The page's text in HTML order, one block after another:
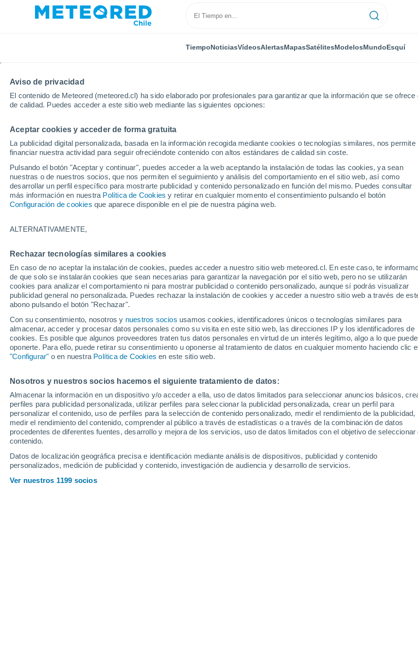
Aviso de privacidad
El contenido de Meteored (meteored.cl) ha sido elaborado por profesionales para garantizar que la información que se ofrece
de calidad. Puedes acceder a este sitio web mediante las siguientes opciones:
Aceptar cookies y acceder de forma gratuita
La publicidad digital personalizada, basada en la información recogida mediante cookies o tecnologías similares, nos permite
financiar nuestra actividad para seguir ofreciéndote contenido con altos estándares de calidad sin coste.
Pulsando el botón "Aceptar y continuar", puedes acceder a la web aceptando la instalación de todas las cookies, ya sean
nuestras o de nuestros socios, que nos permiten el seguimiento y análisis del comportamiento en el sitio web, así como
desarrollar un perfil específico para mostrarte publicidad y contenido personalizado en función del mismo. Puedes consultar
más información en nuestra Política de Cookies y retirar en cualquier momento el consentimiento pulsando el botón
Configuración de cookies que aparece disponible en el pie de nuestra página web.
ALTERNATIVAMENTE,
Rechazar tecnologías similares a cookies
En caso de no aceptar la instalación de cookies, puedes acceder a nuestro sitio web meteored.cl. En este caso, te
de que solo se instalarán cookies que sean necesarias para garantizar la navegación por el sitio web, pero no se utilizarán
cookies para analizar el comportamiento ni para mostrar publicidad o contenido personalizado, aunque sí podrás visualizar
publicidad general no personalizada. Puedes rechazar la instalación de cookies y acceder a nuestro sitio web a través de
abono pulsando el botón "Rechazar".
Con su consentimiento, nosotros y nuestros socios usamos cookies, identificadores únicos o tecnologías similares para
almacenar, acceder y procesar datos personales como su visita en este sitio web, las direcciones IP y los identificadores de
cookies. Es posible que algunos proveedores traten tus datos personales en virtud de un interés legítimo, algo a lo que
oponerte. Para ello, puede retirar su consentimiento u oponerse al tratamiento de datos en cualquier momento haciendo clic
"Configurar" o en nuestra Política de Cookies en este sitio web.
Nosotros y nuestros socios hacemos el siguiente tratamiento de datos:
Almacenar la información en un dispositivo y/o acceder a ella, uso de datos limitados para seleccionar anuncios básicos,
perfiles para publicidad personalizada, utilizar perfiles para seleccionar la publicidad personalizada, crear un perfil para
personalizar el contenido, uso de perfiles para la selección de contenido personalizado, medir el rendimiento de la publicidad,
medir el rendimiento del contenido, comprender al público a través de estadísticas o a través de la combinación de datos
procedentes de diferentes fuentes, desarrollo y mejora de los servicios, uso de datos limitados con el objetivo de seleccionar
contenido.
Datos de localización geográfica precisa e identificación mediante análisis de dispositivos, publicidad y contenido
personalizados, medición de publicidad y contenido, investigación de audiencia y desarrollo de servicios.
Ver nuestros 1199 socios
TiempoNoticiasVídeosAlertasMapasSatélitesModelosMundoEsquí
Inicio México Baja California Sur
El Tiempo en Baja California Sur
Hoy, 6 agosto Todo el día Símbolo
30°
23°
San Juanico
Mulege
28°
38°
23°
30°
21°
27°
31°
25°
Todos
34°
San Jose
Del Cabo
La Paz
Bahía
Estero de la
Bocana